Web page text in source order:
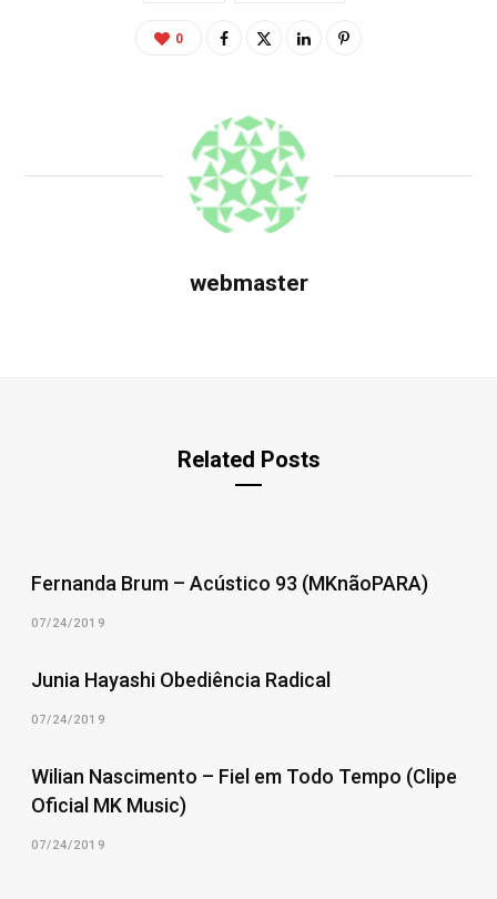
0
webmaster
Related Posts
Fernanda Brum – Acústico 93 (MKnãoPARA)
07/24/2019
Junia Hayashi Obediência Radical
07/24/2019
Wilian Nascimento – Fiel em Todo Tempo (Clipe
Oficial MK Music)
07/24/2019